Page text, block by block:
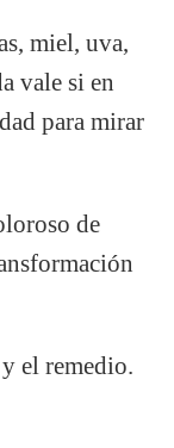
miel, uva,
vale si en
para mirar
de
el remedio.